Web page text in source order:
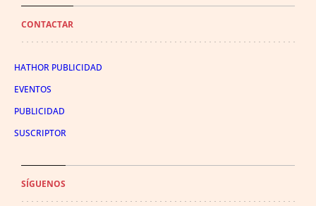
CONTACTAR
HATHOR PUBLICIDAD
EVENTOS
PUBLICIDAD
SUSCRIPTOR
SÍGUENOS